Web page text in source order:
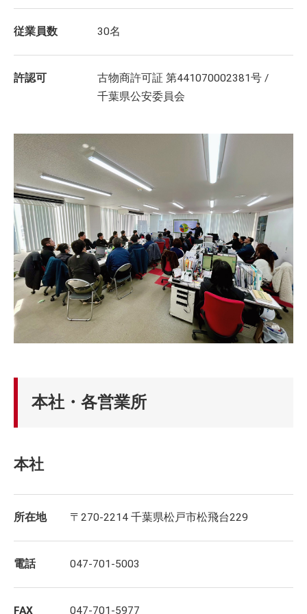
従業員数 30名
許認可
古物商許可証 第441070002381号 /
千葉県公安委員会
本社・各営業所
本社
所在地 〒270-2214 千葉県松戸市松飛台229
電話 047-701-5003
FAX 047-701-5977